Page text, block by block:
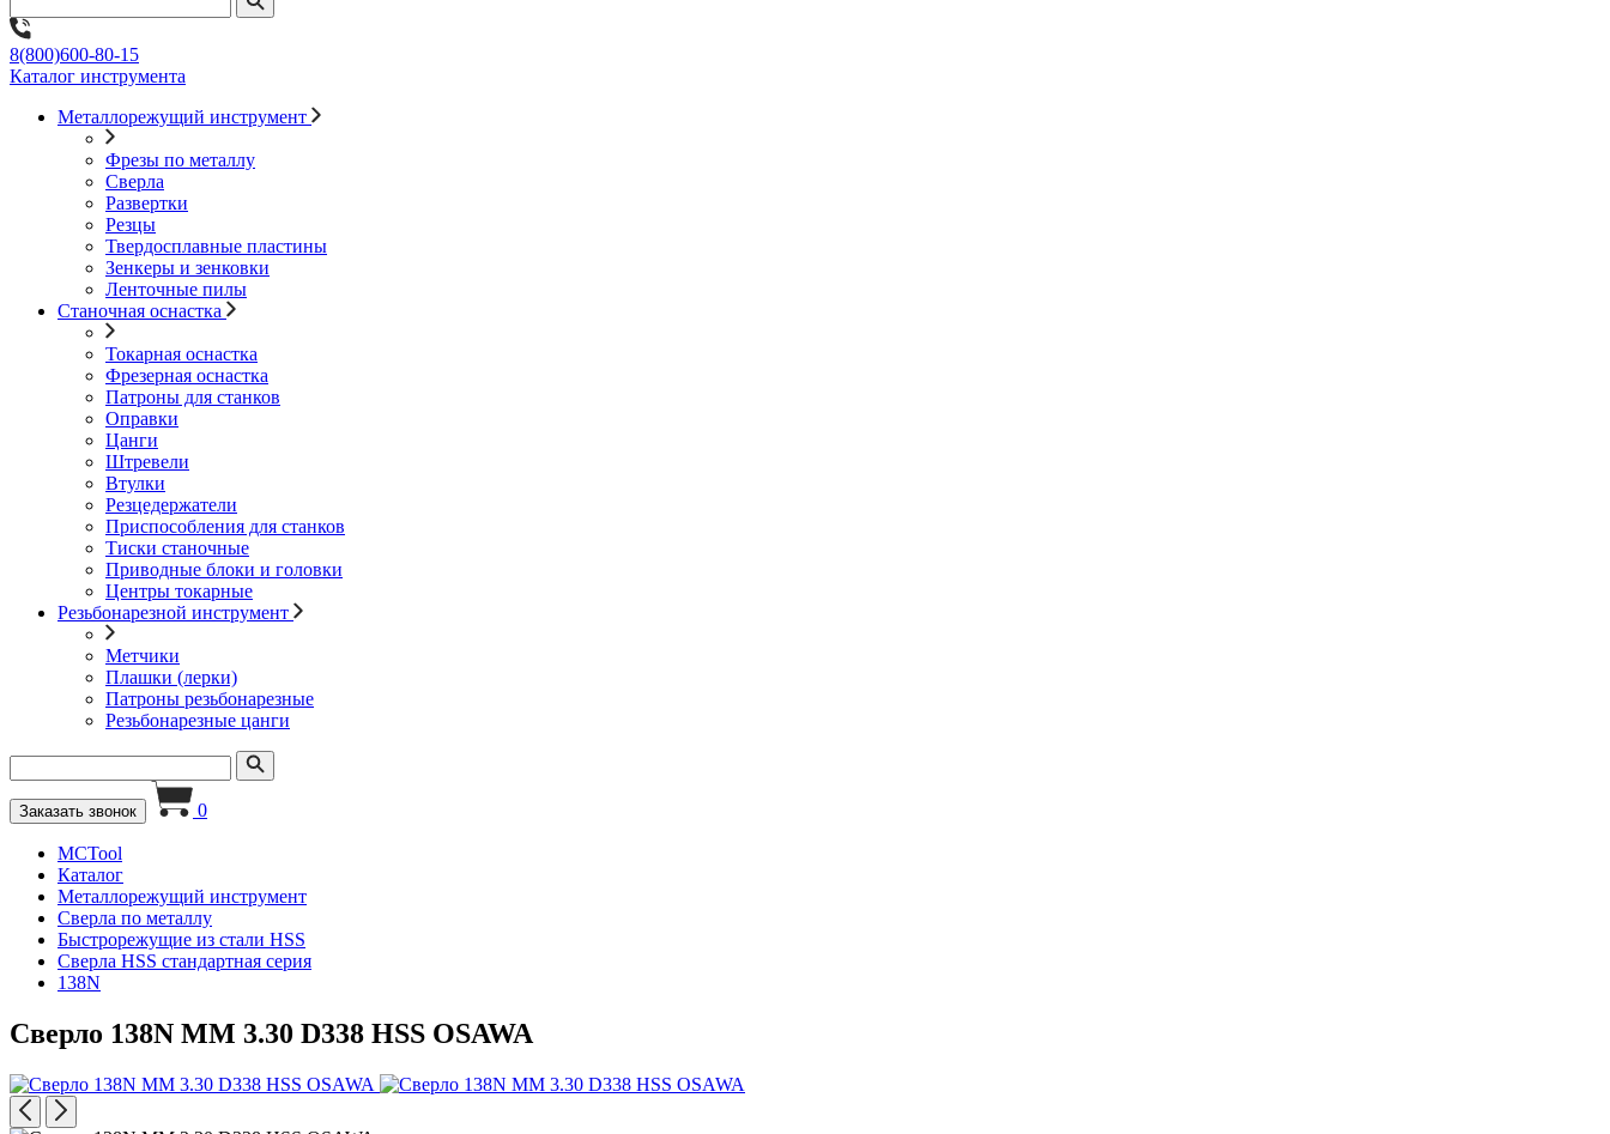
8(800)600-80-15
Каталог инструмента
Металлорежущий инструмент
Фрезы по металлу
Сверла
Развертки
Резцы
Твердосплавные пластины
Зенкеры и зенковки
Ленточные пилы
Станочная оснастка
Токарная оснастка
Фрезерная оснастка
Патроны для станков
Оправки
Цанги
Штревели
Втулки
Резцедержатели
Приспособления для станков
Тиски станочные
Приводные блоки и головки
Центры токарные
Резьбонарезной инструмент
Метчики
Плашки (лерки)
Патроны резьбонарезные
Резьбонарезные цанги
Заказать звонок 0
MCTool
Каталог
Металлорежущий инструмент
Сверла по металлу
Быстрорежущие из стали HSS
Сверла HSS стандартная серия
138N
Сверло 138N MM 3.30 D338 HSS OSAWA